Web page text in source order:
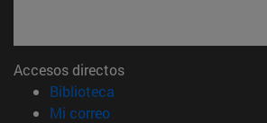
Accesos directos
Biblioteca
Mi correo(abre en nueva ventana)